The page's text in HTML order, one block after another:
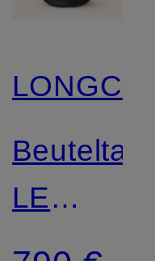
LE